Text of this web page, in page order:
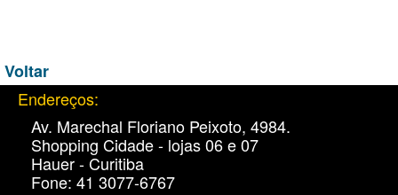
Voltar
Endereços:
Av. Marechal Floriano Peixoto, 4984.
Shopping Cidade - lojas 06 e 07
Hauer - Curitiba
Fone: 41 3077-6767